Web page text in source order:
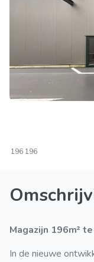
196 196
Magazijn 196m²
In de nieuwe